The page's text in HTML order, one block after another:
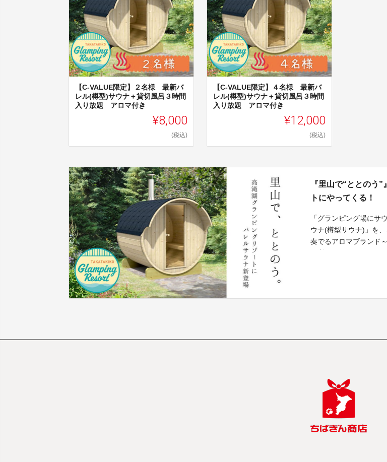
【C-VALUE限定】２名様 最新バ
レル(樽型)サウナ＋貸切風呂３時間
入り放題 アロマ付き
¥8,000
(税込)
【C-VALUE限定】４名様 最新バ
レル(樽型)サウナ＋貸切風呂３時間
入り放題 アロマ付き
¥12,000
(税込)
『里山で“ととのう
トにやってくる！
「グランピング場に
ウナ(樽型サウナ)」を
奏でるアロマブランド
けるようご用意致しま